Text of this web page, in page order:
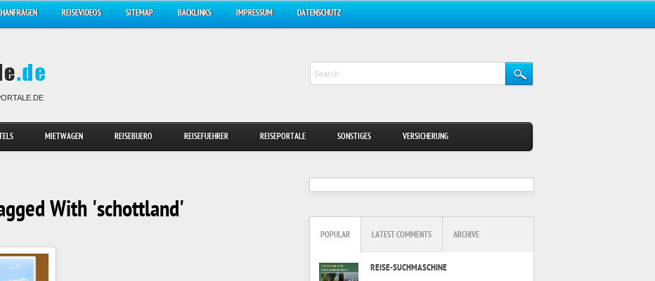
REISEVIDEOS SITEMAP BACKLINKS IMPRESSUM DATENSCHUTZ
MIETWAGEN REISEBUERO REISEFUEHRER REISEPORTALE SONSTIGES VERSICHERUNG
With 'schottland'
POPULAR LATEST COMMENTS ARCHIVE
REISE-SUCHMASCHINE